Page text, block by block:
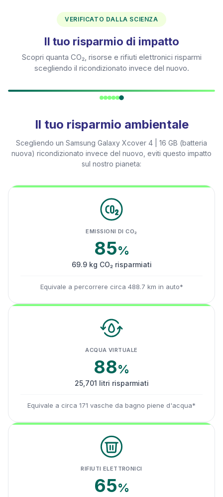
VERIFICATO DALLA SCIENZA
Il tuo risparmio di impatto
Scopri quanta CO₂, risorse e rifiuti elettronici risparmi
scegliendo il ricondizionato invece del nuovo.
Il tuo risparmio ambientale
Scegliendo un Samsung Galaxy Xcover 4 | 16 GB (batteria
nuova) ricondizionato invece del nuovo, eviti questo impatto
sul nostro pianeta:
EMISSIONI DI CO₂
85%
69.9 kg CO₂ risparmiati
Equivale a percorrere circa 488.7 km in auto*
ACQUA VIRTUALE
88%
25,701 litri risparmiati
Equivale a circa 171 vasche da bagno piene d'acqua*
RIFIUTI ELETTRONICI
65%